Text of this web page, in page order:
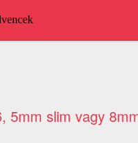
5mm slim vagy